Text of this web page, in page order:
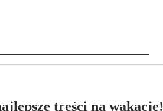
treści na wakacje!